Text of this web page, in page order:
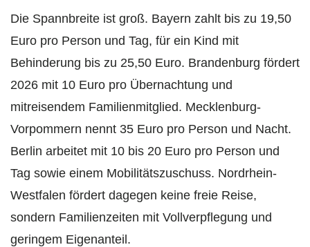
Die Spannbreite ist groß. Bayern zahlt bis zu 19,50
Euro pro Person und Tag, für ein Kind mit
Behinderung bis zu 25,50 Euro. Brandenburg fördert
2026 mit 10 Euro pro Übernachtung und
mitreisendem Familienmitglied. Mecklenburg-
Vorpommern nennt 35 Euro pro Person und Nacht.
Berlin arbeitet mit 10 bis 20 Euro pro Person und
Tag sowie einem Mobilitätszuschuss. Nordrhein-
Westfalen fördert dagegen keine freie Reise,
sondern Familienzeiten mit Vollverpflegung und
geringem Eigenanteil.